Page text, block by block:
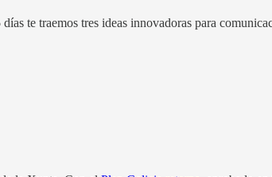
días te traemos tres ideas innovadoras para